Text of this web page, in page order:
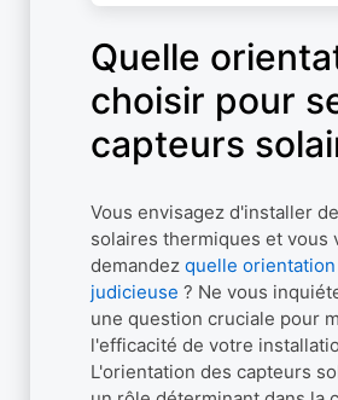
Quelle
choisir pour
capteurs
Vous envisagez d'installer
solaires thermiques et vous
demandez quelle
judicieuse ? Ne vous
une question cruciale pour
l'efficacité de votre
L'orientation des capteurs